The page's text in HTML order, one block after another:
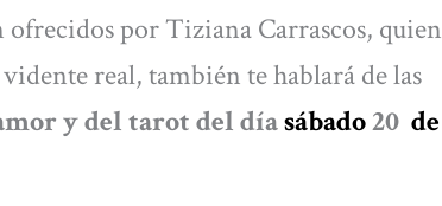
ofrecidos por Tiziana Carrascos, quien
real, también te hablará de las
y del tarot del díasábado20 de